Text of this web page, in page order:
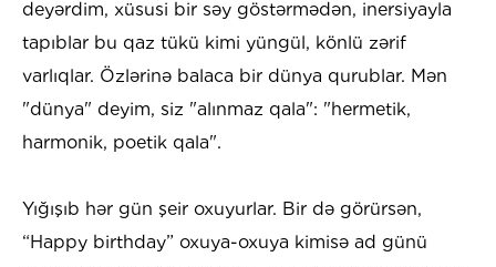
deyərdim, xüsusi bir səy göstərmədən, inersiyayla
tapıblar bu qaz tükü kimi yüngül, könlü zərif
varlıqlar. Özlərinə balaca bir dünya qurublar. Mən
"dünya" deyim, siz "alınmaz qala": "hermetik,
harmonik, poetik qala".
Yığışıb hər gün şeir oxuyurlar. Bir də görürsən,
“Happy birthday” oxuya-oxuya kimisə ad günü